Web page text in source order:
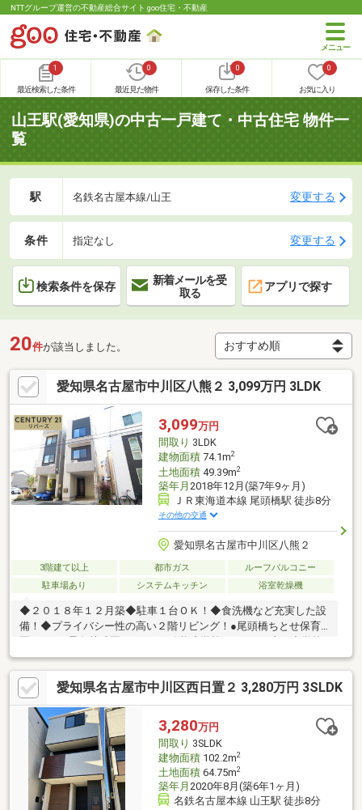
NTTグループ運営の不動産総合サイト goo住宅・不動産
1
最近検索した条件
0
最近見た物件
0
保存した条件
0
お気に入り
山王駅(愛知県)の中古一戸建て・中古住宅 物件一
覧
駅 名鉄名古屋本線/山王 変更する
条件 指定なし 変更する
検索条件を保存
新着メールを受
取る
アプリで探す
20件が該当しました。
愛知県名古屋市中川区八熊２ 3,099万円 3LDK
3,099万円
間取り 3LDK
建物面積74.1m2
土地面積49.39m2
築年月 2018年12月(築7年9ヶ月)
ＪＲ東海道本線 尾頭橋駅 徒歩8分
その他の交通
愛知県名古屋市中川区八熊２
3階建て以上 都市ガス
ルーフバルコニー
駐車場あり
システムキッチン 浴室乾燥機
◆２０１８年１２月築◆駐車１台ＯＫ！◆食洗機など充実した設
備！◆プライバシー性の高い２階リビング！●尾頭橋ちとせ保育
１２００ｍ●ザ・ビッグエクスプレス１１００ｍ●ファミリーマー
ト２９０ｍ●ツルハドラッグ２５０ｍ●藤田医科大学ばんたね病院
２５０ｍ●尾畑公園４０ｍ
愛知県名古屋市中川区西日置２ 3,280万円 3SLDK
3,280万円
間取り 3SLDK
建物面積102.2m2
土地面積64.75m2
築年月 2020年8月(築6年1ヶ月)
名鉄名古屋本線 山王駅 徒歩8分